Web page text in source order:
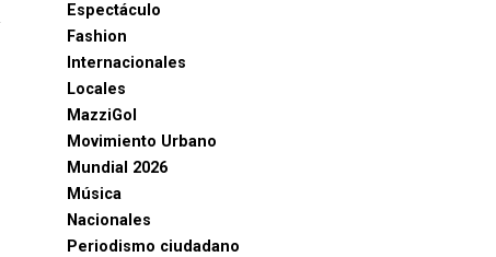
Espectáculo
Fashion
Internacionales
Locales
MazziGol
Movimiento Urbano
Mundial 2026
Música
Nacionales
Periodismo ciudadano